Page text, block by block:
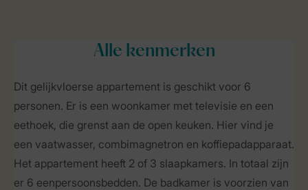
Alle kenmerken
Dit gelijkvloerse appartement is geschikt voor 6
personen. Er is een woonkamer met televisie en een
eethoek, die grenst aan de open keuken. Hier vind je
een vaatwasser, combimagnetron en koffiepadapparaat.
Het appartement heeft 2 of 3 slaapkamers. In totaal zijn
er 6 eenpersoonsbedden. De badkamer is voorzien van